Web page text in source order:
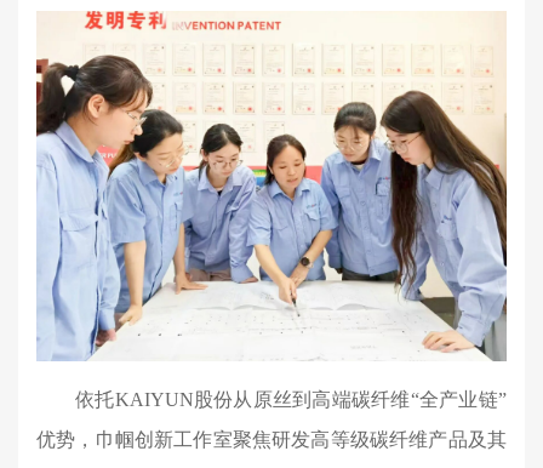
依托KAIYUN股份从原丝到高端碳纤维“全产业链”
优势，巾帼创新工作室聚焦研发高等级碳纤维产品及其